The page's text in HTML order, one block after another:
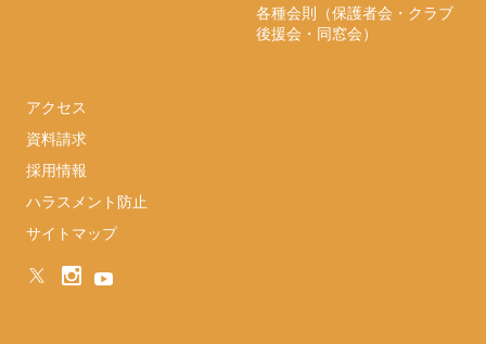
各種会則（保護者会・クラブ
後援会・同窓会）
アクセス
資料請求
採用情報
ハラスメント防止
サイトマップ